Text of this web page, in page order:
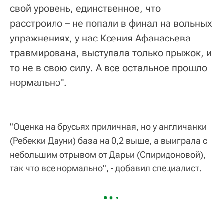
свой уровень, единственное, что
расстроило – не попали в финал на вольных
упражнениях, у нас Ксения Афанасьева
травмирована, выступала только прыжок, и
то не в свою силу. А все остальное прошло
нормально".
"Оценка на брусьях приличная, но у англичанки
(Ребекки Дауни) база на 0,2 выше, а выиграла с
небольшим отрывом от Дарьи (Спиридоновой),
так что все нормально", - добавил специалист.